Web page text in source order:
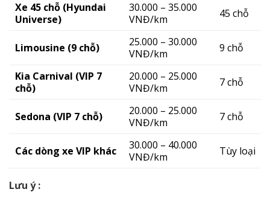
Xe 45 chỗ (Hyundai
Universe)
30.000 – 35.000
VNĐ/km
45 chỗ
Limousine (9 chỗ)
25.000 – 30.000
VNĐ/km
9 chỗ
Kia Carnival (VIP 7
chỗ)
20.000 – 25.000
VNĐ/km
7 chỗ
Sedona (VIP 7 chỗ)
20.000 – 25.000
VNĐ/km
7 chỗ
Các dòng xe VIP khác
30.000 – 40.000
VNĐ/km
Tùy loại
Lưu ý :